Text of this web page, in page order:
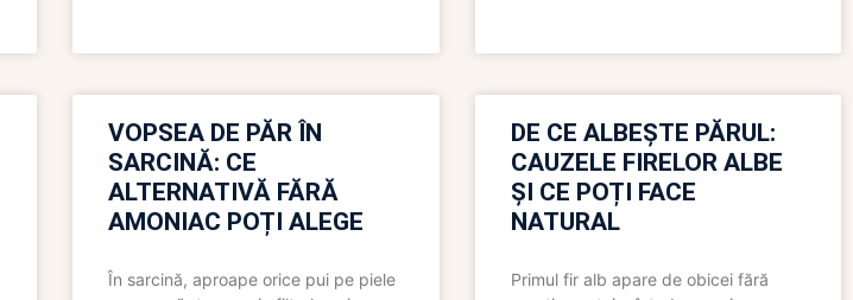
VOPSEA DE PĂR ÎN
SARCINĂ: CE
ALTERNATIVĂ FĂRĂ
AMONIAC POȚI ALEGE
În sarcină, aproape orice pui pe piele
DE CE ALBEȘTE PĂRUL:
CAUZELE FIRELOR ALBE
ȘI CE POȚI FACE
NATURAL
Primul fir alb apare de obicei fără